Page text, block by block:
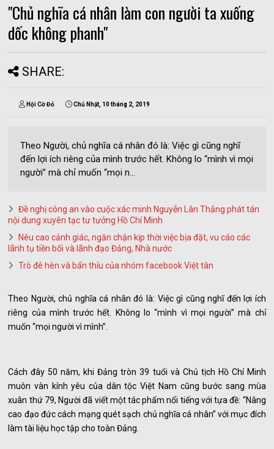
"Chủ nghĩa cá nhân làm con người ta xuống
dốc không phanh"
SHARE:
Hội Cờ Đỏ Chủ Nhật, 10 tháng 2, 2019
Theo Người, chủ nghĩa cá nhân đó là: Việc gì cũng nghĩ
đến lợi ích riêng của mình trước hết. Không lo “mình vì mọi
người” mà chỉ muốn “mọi n...
Đề nghị công an vào cuộc xác minh Nguyễn Lân Thắng phát tán
nội dung xuyên tạc tư tưởng Hồ Chí Minh
Nêu cao cảnh giác, ngăn chặn kịp thời việc bịa đặt, vu cáo các
lãnh tụ tiền bối và lãnh đạo Đảng, Nhà nước
Trò đê hèn và bẩn thỉu của nhóm facebook Việt tân
Theo Người, chủ nghĩa cá nhân đó là: Việc gì cũng nghĩ đến lợi ích
riêng của mình trước hết. Không lo “mình vì mọi người” mà chỉ
muốn “mọi người vì mình”.
Cách đây 50 năm, khi Đảng tròn 39 tuổi và Chủ tịch Hồ Chí Minh
muôn vàn kính yêu của dân tộc Việt Nam cũng bước sang mùa
xuân thứ 79, Người đã viết một tác phẩm nổi tiếng với tựa đề: “Nâng
cao đạo đức cách mạng quét sạch chủ nghĩa cá nhân” với mục đích
làm tài liệu học tập cho toàn Đảng.